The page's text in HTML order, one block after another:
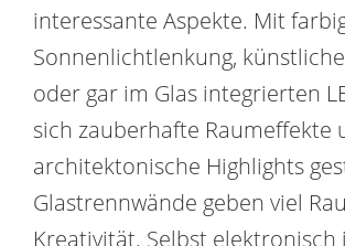
interessante Aspekte. Mit
Sonnenlichtlenkung,
oder gar im Glas integrierten
sich zauberhafte Raumeffekte
architektonische Highlights
Glastrennwände geben viel
Kreativität. Selbst elektronisch